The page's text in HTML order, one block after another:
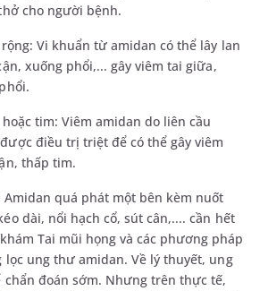
cho người bệnh.
Vi khuẩn từ amidan có thể lây lan
xuống phổi,... gây viêm tai giữa,
tim: Viêm amidan do liên cầu
điều trị triệt để có thể gây viêm
thấp tim.
Amidan quá phát một bên kèm nuốt
dài, nổi hạch cổ, sút cân,.... cần hết
Tai mũi họng và các phương pháp
lọc ung thư amidan. Về lý thuyết, ung
đoán sớm. Nhưng trên thực tế,